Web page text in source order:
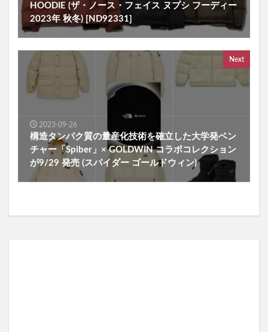
HOODIE (ザ・ノース・フェイス ヌプシ フーディー
2023年 秋冬) [ND92331]
Next
2023-09-26
構造タンパク質の量産化技術を確立した大学発ベン
チャー「Spiber」× GOLDWIN コラボコレクション
が9/29 発売 (スパイダー ゴールドウィン)